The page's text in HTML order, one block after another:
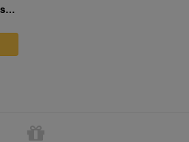
Network sportsko herr svart waterproof